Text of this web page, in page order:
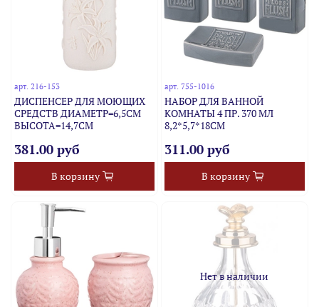
арт.216-153
ДИСПЕНСЕР ДЛЯ МОЮЩИХ
СРЕДСТВ ДИАМЕТР=6,5СМ
ВЫСОТА=14,7СМ
381.00 руб
В корзину
арт. 755-1016
НАБОР ДЛЯ ВАННОЙ
КОМНАТЫ 4 ПР. 370 МЛ
8,2*5,7*18СМ
311.00 руб
В корзину
Нет в наличии